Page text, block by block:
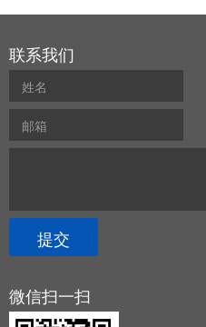
联系我们
微信扫一扫